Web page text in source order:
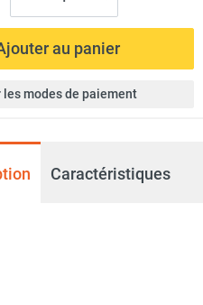
au panier
les modes de paiement
Caractéristiques